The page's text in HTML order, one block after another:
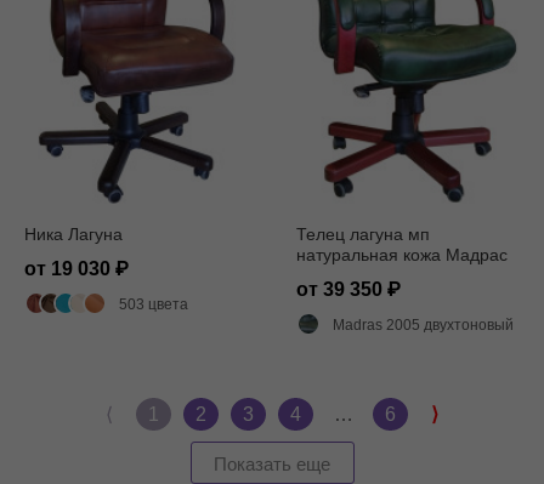
Ника Лагуна
от 19 030
503 цвета
Телец лагуна мп
натуральная кожа Мадрас
от 39 350
Madras 2005 двухтоновый глянец
⟨ 1 2 3 4 … 6 ⟩
Показать еще